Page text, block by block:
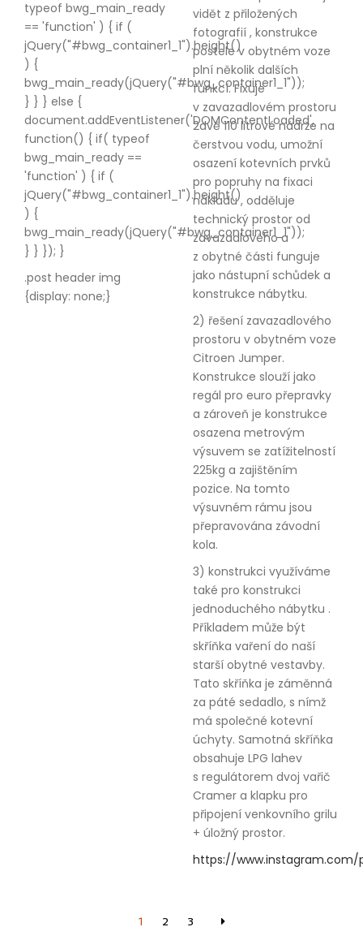
vidět z přiložených
fotografií , konstrukce
postele v obytném voze
plní několik dalších
funkcí. Fixuje
v zavazadlovém prostoru
2dvě 110 litrové nádrže na
čerstvou vodu, umožní
osazení kotevních prvků
pro popruhy na fixaci
nákladu , odděluje
technický prostor od
zavazadlového a
z obytné části funguje
jako nástupní schůdek a
konstrukce nábytku.
2) řešení zavazadlového
prostoru v obytném voze
Citroen Jumper.
Konstrukce slouží jako
regál pro euro přepravky
a zároveň je konstrukce
osazena metrovým
výsuvem se zatížitelností
225kg a zajištěním
pozice. Na tomto
výsuvném rámu jsou
přepravována závodní
kola.
3) konstrukci využíváme
také pro konstrukci
jednoduchého nábytku .
Příkladem může být
skříňka vaření do naší
starší obytné vestavby.
Tato skříňka je záměnná
za páté sedadlo, s nímž
má společné kotevní
úchyty. Samotná skříňka
obsahuje LPG lahev
s regulátorem dvoj vařič
Cramer a klapku pro
připojení venkovního grilu
+ úložný prostor.
https://www.instagram.com/
typeof bwg_main_ready
== 'function' ) { if (
jQuery("#bwg_container1_1").height()
) {
bwg_main_ready(jQuery("#bwg_container1_1"));
} } } else {
document.addEventListener('DOMContentLoaded',
function() { if( typeof
bwg_main_ready ==
'function' ) { if (
jQuery("#bwg_container1_1").height()
) {
bwg_main_ready(jQuery("#bwg_container1_1"));
} } }); }
.post header img
{display: none;}
1 2 3